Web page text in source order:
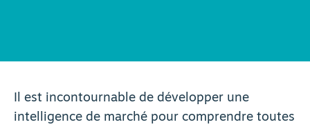
Il est incontournable de développer une
intelligence de marché pour comprendre toutes